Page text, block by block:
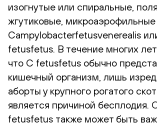
изогнутые или спиральные,
жгутиковые, микроаэрофильные
Campylobacterfetusvenerealis
fetusfetus. В течение многих лет
что C fetusfetus обычно
кишечный организм, лишь
аборты у крупного рогатого
является причиной бесплодия.
fetusfetus также может быть